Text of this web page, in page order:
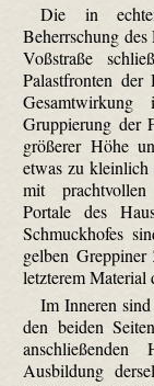
Die in
Beherrschung des
Voßstraße
Palastfronten
Gruppierung der
größerer Höhe
etwas zu kleinlich
mit prachtvollen
Portale des
Schmuckhofes
gelben
letzterem Material
Im Inneren
den beiden
anschließenden
Ausbildung